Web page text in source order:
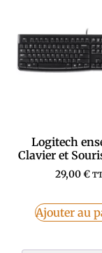
Logitech
Clavier et
29,00€
Ajouter au